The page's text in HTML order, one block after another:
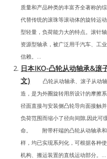
质量和产品种类的丰富齐全著称的
代替传统的滚珠等滚动体的旋转运
型轻量，负荷能力大的特点。滚针
资源型轴承，被广泛用千汽车、工
信赖。...
日本IKO-凸轮从动轴承&滚
文)
凸轮从动轴承、滚子从动轴
造，是为外圈旋转用所设计的摩
径面直接与安装侧凸轮导向面接触
负荷范围而缩小了径向间隙,因此可
命。 附带杆端的凸轮从动轴承和
样，均已实现系列化，可根据各种
机构、搬运装置的直线运动部分。...